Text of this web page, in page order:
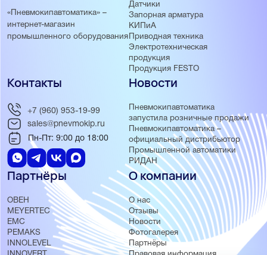
«Пневмокипавтоматика» –
интернет-магазин
промышленного оборудования
Датчики
Запорная арматура
КИПиА
Приводная техника
Электротехническая
продукция
Продукция FESTO
Новости
Пневмокипавтоматика
запустила розничные продажи
Пневмокипавтоматика –
официальный дистрибьютор
Промышленной автоматики
РИДАН
Партнёры
ОВЕН
MEYERTEC
EMC
PEMAKS
INNOLEVEL
О компании
О нас
Отзывы
Новости
Фотогалерея
Партнёры
Контакты
+7 (960) 953-19-99
sales@pnevmokip.ru
Пн-Пт: 9:00 до 18:00